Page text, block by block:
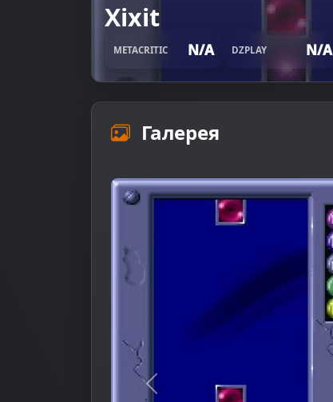
Xixit
METACRITIC N/A DZPLAY N/A
Галерея
Предыдущее изображение